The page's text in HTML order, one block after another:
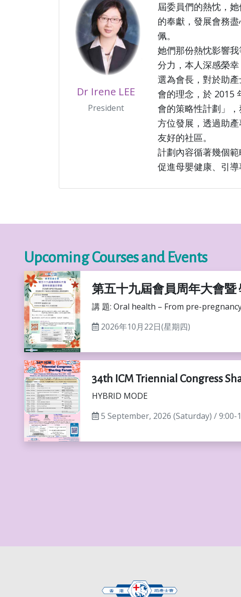
Dr Irene LEE
President
屆委員們的熱忱，
的奉獻，發展會務
佩。
她們那份熱忱影響
分力，本人深感榮
選為會長，對於助
會的理念，於 2015
會的策略性計劃」
方位發展，透過助
友好的社區。
計劃內容循著幾個範
促進母嬰健康、引導
Upcoming Courses and Events
第五十九屆會員周年大會暨
講 題: Oral health – From pre-
2026年10月22日(星期四)
34th ICM Triennial Congress
HYBRID MODE
5 September, 2026 (Saturday) / 9:00-